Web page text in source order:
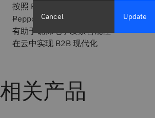
按照 Peppol 标准开展 B2G 和 B2B 交易
Peppol 非接触式上机指南
有助于确保电子发票合规性
在云中实现 B2B 现代化
相关产品
Cancel Update